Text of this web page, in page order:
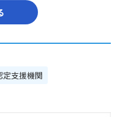
定支援機関